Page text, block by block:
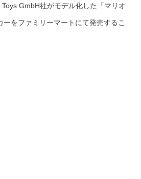
GmbH社がモデル化した「マリオ
ーをファミリーマートにて発売するこ